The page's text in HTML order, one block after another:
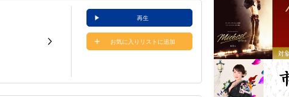
再生
お気に入りリストに追加